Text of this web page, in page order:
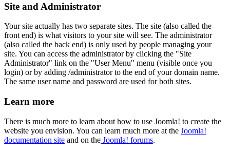
Site and Administrator
Your site actually has two separate sites. The site (also called the
front end) is what visitors to your site will see. The administrator
(also called the back end) is only used by people managing your
site. You can access the administrator by clicking the "Site
Administrator" link on the "User Menu" menu (visible once you
login) or by adding /administrator to the end of your domain name.
The same user name and password are used for both sites.
Learn more
There is much more to learn about how to use Joomla! to create the
website you envision. You can learn much more at the Joomla!
documentation site and on the Joomla! forums.